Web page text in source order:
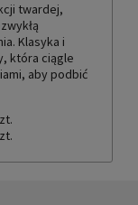
twardej,
Klasyka i
która ciągle
aby podbić